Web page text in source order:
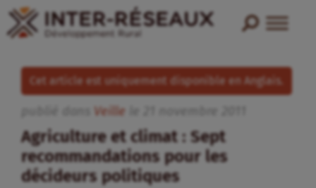
Cet article est uniquement disponible en Anglais.
Veille
Agriculture et climat : Sept
recommandations pour les
décideurs politiques